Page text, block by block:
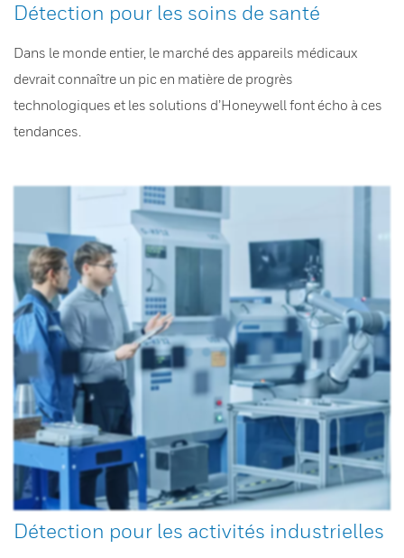
Détection pour les soins de santé
Dans le monde entier, le marché des appareils médicaux
devrait connaître un pic en matière de progrès
technologiques et les solutions d’Honeywell font écho à ces
tendances.
Détection pour les activités industrielles